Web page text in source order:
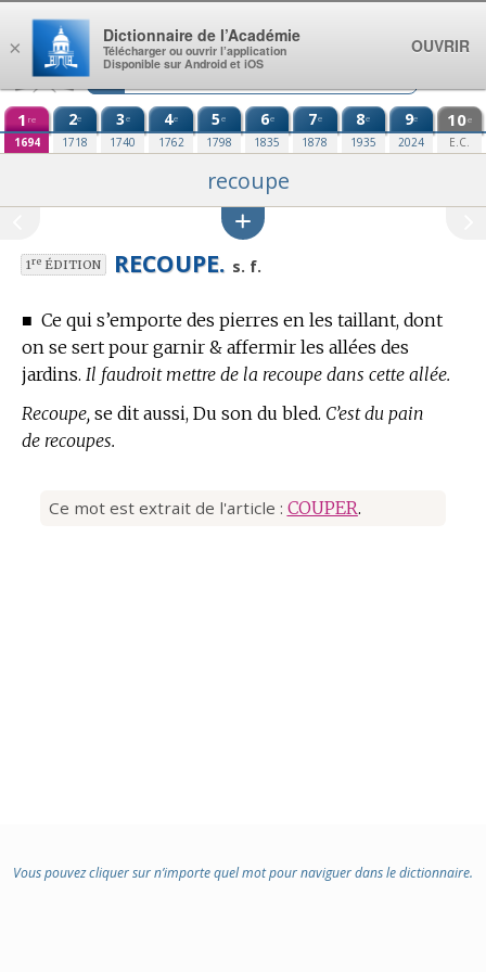
Aller au contenu
1 re
1694
2e
1718
3e
1740
4e
1762
5e
1798
6e
1835
7e
1878
8e
1935
9e
2024
10e
E.C.
recoupe
1reÉDITION RECOUPE. s. f.
■ Ce qui s’emporte des pierres en les taillant, dont
on se sert pour garnir & affermir les allées des
jardins. Il faudroit mettre de la recoupe dans cette allée.
Recoupe, se dit aussi, Du son du bled. C’est du pain
de recoupes.
Ce mot est extrait de l'article : COUPER.
Vous pouvez cliquer sur n’importe quel mot pour naviguer dans le dictionnaire.
×
Dictionnaire de l’Académie
Télécharger ou ouvrir l’application
Disponible sur Android et iOS
OUVRIR